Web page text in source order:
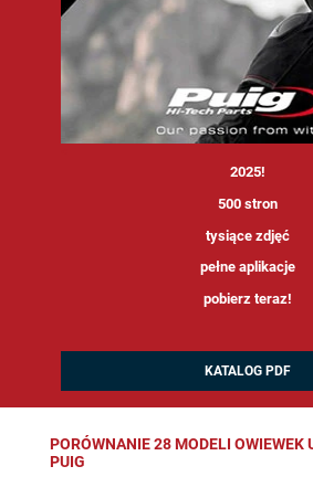
2025!
500 stron
tysiące zdjęć
pełne aplikacje
pobierz teraz!
KATALOG PDF
PORÓWNANIE 28 MODELI OWIEWEK
PUIG